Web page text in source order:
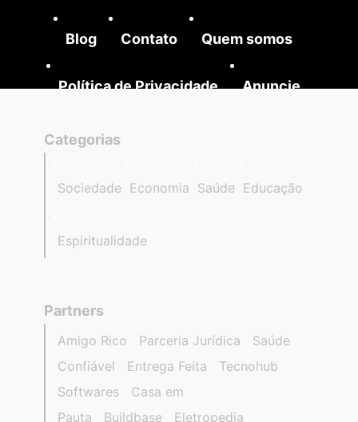
Blog Contato Quem somos
Política de Privacidade Anuncie
Categorias
Sociedade Economia Saúde Educação
Espiritualidade
Partners
Amigo Rico Parceria Jurídica
Saúde
Confiável
Entrega Feita
Tecnohub
Softwares
Casa em
Pauta
Buildbase Eletropedia